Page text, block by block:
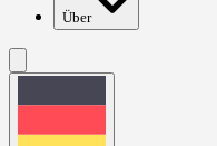
Über